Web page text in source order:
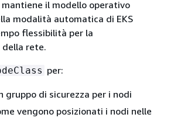
il modello operativo
modalità automatica di EKS
flessibilità per la
della rete.
per:
gruppo di sicurezza per i nodi
vengono posizionati i nodi nelle